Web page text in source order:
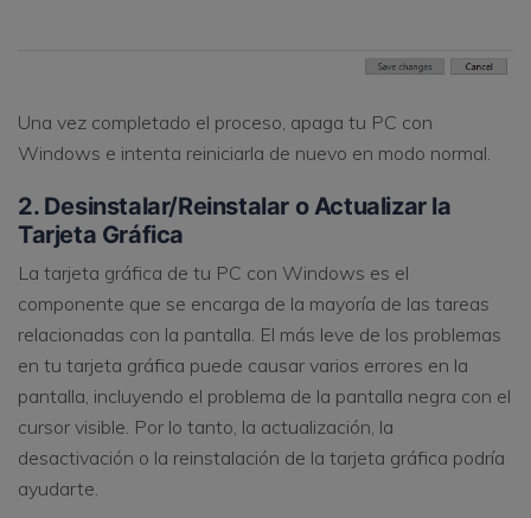
Una vez completado el proceso, apaga tu PC con
Windows e intenta reiniciarla de nuevo en modo normal.
2. Desinstalar/Reinstalar o Actualizar la
Tarjeta Gráfica
La tarjeta gráfica de tu PC con Windows es el
componente que se encarga de la mayoría de las tareas
relacionadas con la pantalla. El más leve de los problemas
en tu tarjeta gráfica puede causar varios errores en la
pantalla, incluyendo el problema de la pantalla negra con el
cursor visible. Por lo tanto, la actualización, la
desactivación o la reinstalación de la tarjeta gráfica podría
ayudarte.